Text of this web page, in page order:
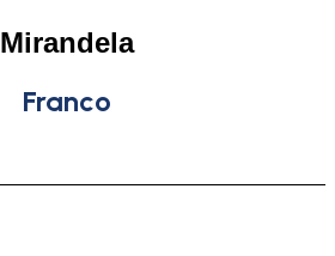
Mirandela
Franco